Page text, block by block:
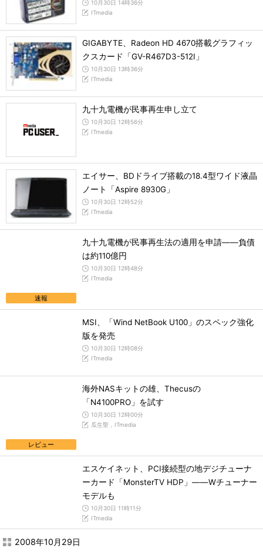
10月30日 14時36分
ITmedia
GIGABYTE、Radeon HD 4670搭載グラフィッ
クスカード「GV-R467D3-512I」
10月30日 13時36分
ITmedia
九十九電機が民事再生申し立て
10月30日 12時56分
ITmedia
エイサー、BDドライブ搭載の18.4型ワイド液晶
ノート「Aspire 8930G」
10月30日 12時52分
ITmedia
速報
九十九電機が民事再生法の適用を申請――負債
は約110億円
10月30日 12時48分
ITmedia
MSI、「Wind NetBook U100」のスペック強化
版を発売
10月30日 12時08分
ITmedia
レビュー
海外NASキットの雄、Thecusの
「N4100PRO」を試す
10月30日 12時00分
瓜生聖，ITmedia
エスケイネット、PCI接続型の地デジチューナ
ーカード「MonsterTV HDP」――Wチューナー
モデルも
10月30日 11時11分
ITmedia
2008年10月29日